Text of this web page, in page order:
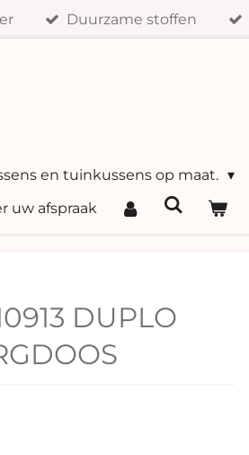
Duurzame stoffen
en tuinkussens op maat.
uw afspraak
DUPLO